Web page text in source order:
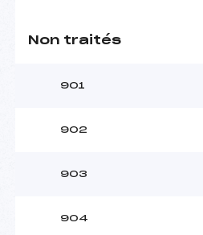
Non traités
901
902
903
904